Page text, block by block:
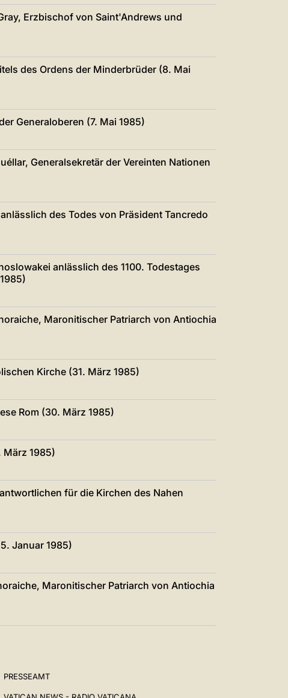
Erzbischof von Saint'Andrews und
des Ordens der Minderbrüder (8. Mai
Generaloberen (7. Mai 1985)
Generalsekretär der Vereinten Nationen
des Todes von Präsident Tancredo
anlässlich des 1100. Todestages
Maronitischer Patriarch von Antiochia
Kirche (31. März 1985)
Rom (30. März 1985)
März 1985)
für die Kirchen des Nahen
Januar 1985)
Maronitischer Patriarch von Antiochia
PRESSEAMT